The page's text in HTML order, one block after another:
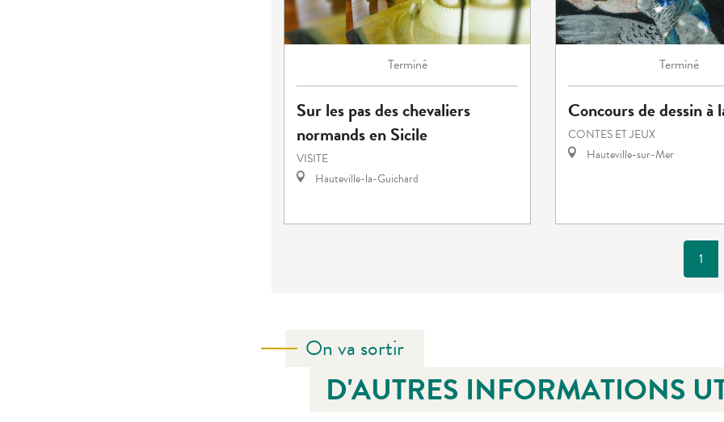
Terminé
Sur les pas des chevaliers
normands en Sicile
VISITE
Hauteville-la-Guichard
Terminé
Concours de dessin à
CONTES ET JEUX
Hauteville-sur-Mer
1
On va sortir
D'AUTRES INFORMATIONS